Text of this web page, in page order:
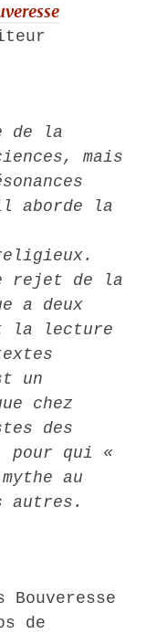
de la
mais
aborde la
rejet de la
a deux
la lecture
un
chez
des
pour qui «
au
autres.
Bouveresse
de